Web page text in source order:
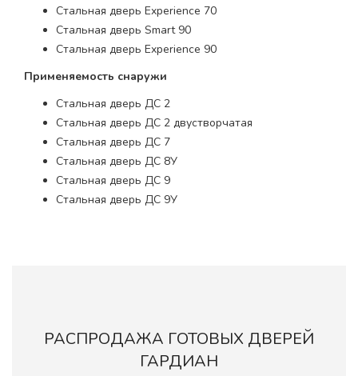
Стальная дверь Experience 70
Стальная дверь Smart 90
Стальная дверь Experience 90
Применяемость снаружи
Стальная дверь ДС 2
Стальная дверь ДС 2 двустворчатая
Стальная дверь ДС 7
Стальная дверь ДС 8У
Стальная дверь ДС 9
Стальная дверь ДС 9У
РАСПРОДАЖА ГОТОВЫХ ДВЕРЕЙ
ГАРДИАН